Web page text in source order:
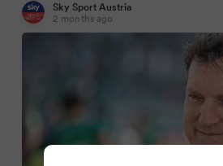
Sky Sport Austria
2 months ago